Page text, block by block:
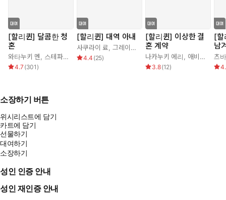
[할리퀸] 달콤한 청
혼
와타누키 멘 스테파니 로렌스
4.7 (301 )
[할리퀸] 대역 아내
사쿠라이 료 그레이스 그린
4.4 (25)
[할리퀸] 이상한 결
혼 계약
나카누키 에리 애비 그린
3.8(12)
[할
남
츠
소장하기 버튼
위시리스트에 담기
카트에 담기
선물하기
대여하기
소장하기
성인 인증 안내
성인 재인증 안내